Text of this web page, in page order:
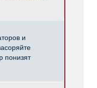
и
понизят